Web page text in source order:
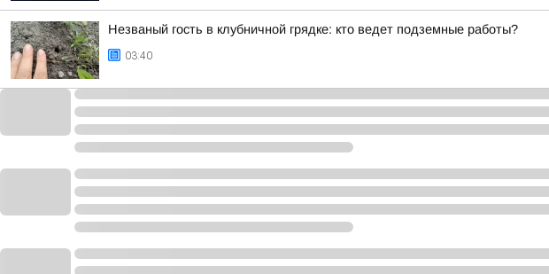
Незваный гость в клубничной грядке: кто ведет подземные работы?
03:40